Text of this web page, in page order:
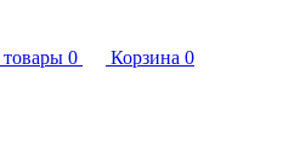
0 Корзина 0